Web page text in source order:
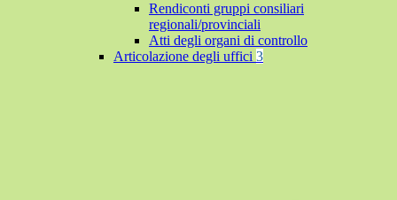
Rendiconti gruppi consiliari
regionali/provinciali
Atti degli organi di controllo
Articolazione degli uffici 3